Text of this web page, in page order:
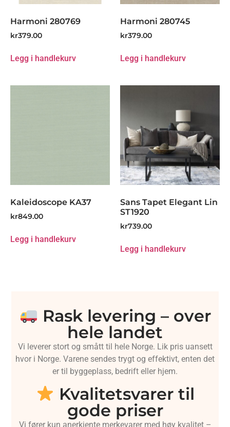
Harmoni 280769
kr379.00
Legg i handlekurv
Harmoni 280745
kr379.00
Legg i handlekurv
Kaleidoscope KA37
kr849.00
Legg i handlekurv
Sans Tapet Elegant Lin
ST1920
kr739.00
Legg i handlekurv
Rask levering – over
hele landet
Vi leverer stort og smått til hele Norge. Lik pris uansett
hvor i Norge. Varene sendes trygt og effektivt, enten det
er til byggeplass, bedrift eller hjem.
Kvalitetsvarer til
gode priser
Vi fører kun anerkjente merkevarer med høy kvalitet –